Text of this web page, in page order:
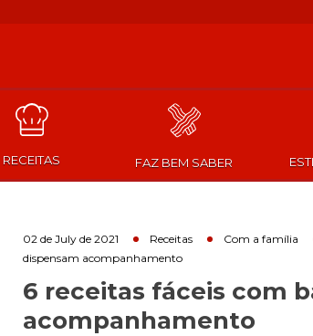
RECEITAS FAZ BEM SABER
02 de July de 2021 Receitas Com a família
dispensam acompanhamento
6 receitas fáceis com
acompanhamento